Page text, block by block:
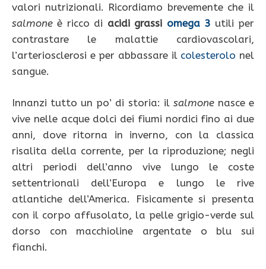
valori nutrizionali. Ricordiamo brevemente che il
salmone è ricco di acidi grassi omega 3 utili per
contrastare le malattie cardiovascolari,
l’arteriosclerosi e per abbassare il colesterolo nel
sangue.
Innanzi tutto un po’ di storia: il salmonenasce e
vive nelle acque dolci dei fiumi nordici fino ai due
anni, dove ritorna in inverno, con la classica
risalita della corrente, per la riproduzione; negli
altri periodi dell’anno vive lungo le coste
settentrionali dell’Europa e lungo le rive
atlantiche dell’America. Fisicamente si presenta
con il corpo affusolato, la pelle grigio-verde sul
dorso con macchioline argentate o blu sui
fianchi.